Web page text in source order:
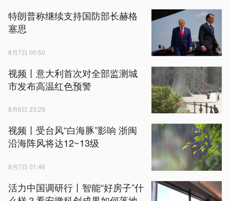
特朗普称继续支持国防部长赫格
塞思
8月7日 00:50
视频丨意大利首次对全部监测城
市发布高温红色预警
8月6日 23:29
视频丨受台风“白海豚”影响 浙闽
沿海阵风将达12~13级
8月7日 01:46
活力中国调研行丨智能“好房子”什